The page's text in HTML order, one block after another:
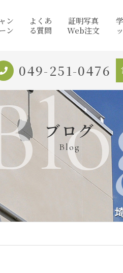
ン
ン
よくあ
る質問
証明写真
Web注文
ブログ
Blog
049-251-0476